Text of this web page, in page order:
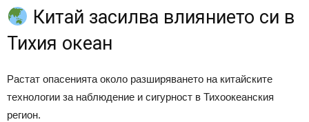
Китай засилва влиянието си в
Тихия океан
Растат опасенията около разширяването на китайските
технологии за наблюдение и сигурност в Тихоокеанския
регион.